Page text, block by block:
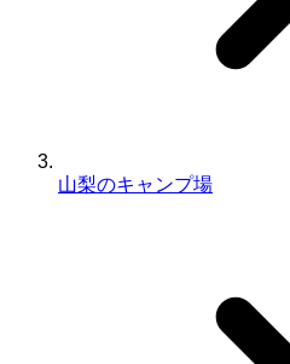
山梨のキャンプ場